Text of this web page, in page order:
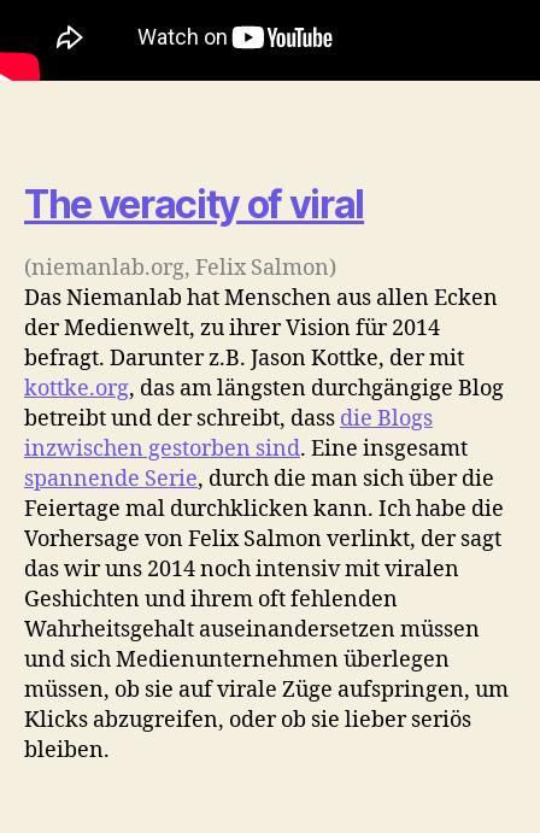
The veracity of viral
(niemanlab.org, Felix Salmon)
Das Niemanlab hat Menschen aus allen Ecken
der Medienwelt, zu ihrer Vision für 2014
befragt. Darunter z.B. Jason Kottke, der mit
kottke.org, das am längsten durchgängige Blog
betreibt und der schreibt, dass die Blogs
inzwischen gestorben sind. Eine insgesamt
spannende Serie, durch die man sich über die
Feiertage mal durchklicken kann. Ich habe die
Vorhersage von Felix Salmon verlinkt, der sagt
das wir uns 2014 noch intensiv mit viralen
Geshichten und ihrem oft fehlenden
Wahrheitsgehalt auseinandersetzen müssen
und sich Medienunternehmen überlegen
müssen, ob sie auf virale Züge aufspringen, um
Klicks abzugreifen, oder ob sie lieber seriös
bleiben.